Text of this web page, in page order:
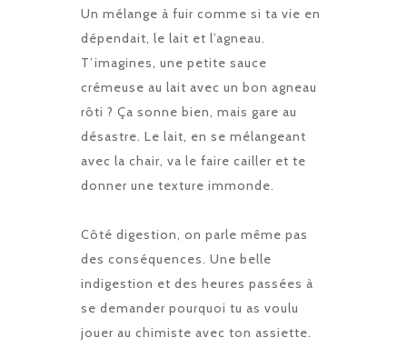
Un mélange à fuir comme si ta vie en
dépendait, le lait et l’agneau.
T’imagines, une petite sauce
crémeuse au lait avec un bon agneau
rôti ? Ça sonne bien, mais gare au
désastre. Le lait, en se mélangeant
avec la chair, va le faire cailler et te
donner une texture immonde.
Côté digestion, on parle même pas
des conséquences. Une belle
indigestion et des heures passées à
se demander pourquoi tu as voulu
jouer au chimiste avec ton assiette.